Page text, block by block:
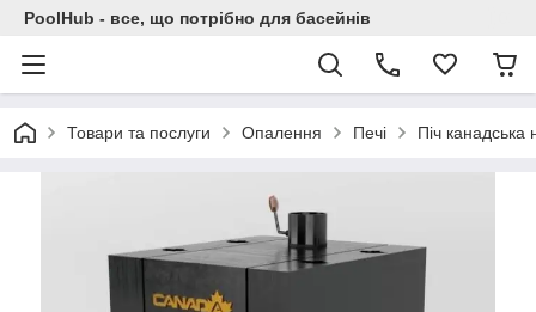
PoolHub - все, що потрібно для басейнів
Товари та послуги Опалення Печі Піч